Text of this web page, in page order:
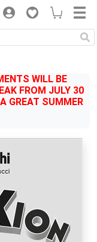
WILL BE
FROM JULY 30
GREAT SUMMER